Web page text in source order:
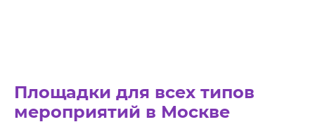
Площадки для всех типов
мероприятий в Москве